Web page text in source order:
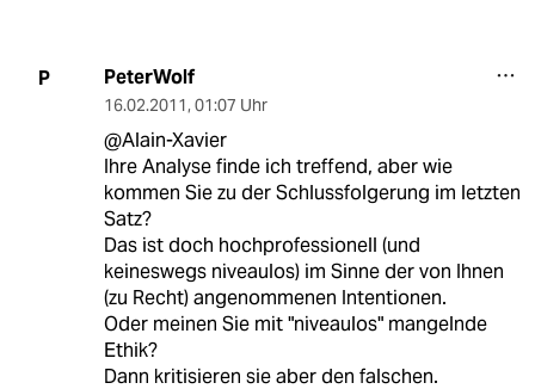
P PeterWolf
16.02.2011, 01:07 Uhr
@Alain-Xavier
Ihre Analyse finde ich treffend, aber wie
kommen Sie zu der Schlussfolgerung im letzten
Satz?
Das ist doch hochprofessionell (und
keineswegs niveaulos) im Sinne der von Ihnen
(zu Recht) angenommenen Intentionen.
Oder meinen Sie mit "niveaulos" mangelnde
Ethik?
Dann kritisieren sie aber den falschen.